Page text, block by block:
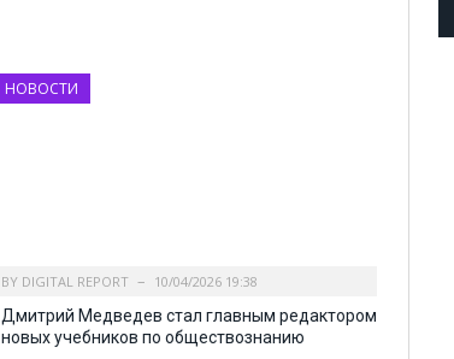
НОВОСТИ
BY DIGITAL REPORT 10/04/2026 19:38
Дмитрий Медведев стал главным редактором
новых учебников по обществознанию